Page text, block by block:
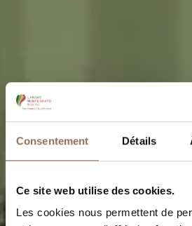
Consentement Détails
Ce site web utilise des cookies.
Les cookies nous permettent de